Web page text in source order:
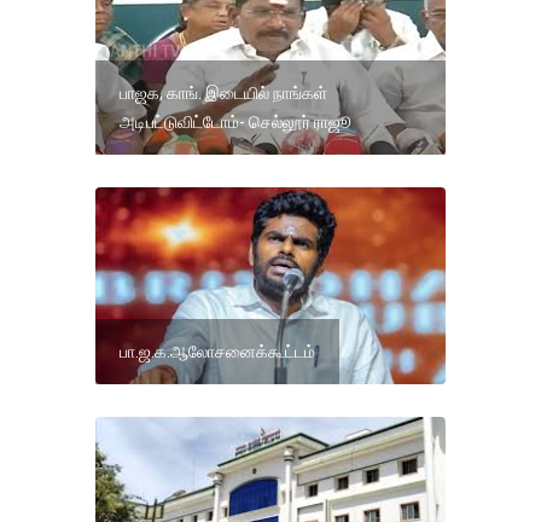
பாஜக, காங். இடையில் நாங்கள்
அடிபட்டுவிட்டோம்- செல்லூர் ராஜூ
பா.ஜ.க.ஆலோசனைக்கூட்டம்